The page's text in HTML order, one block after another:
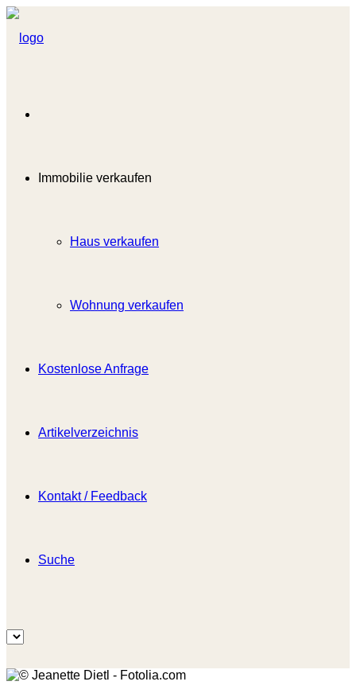
Immobilie verkaufen
Haus verkaufen
Wohnung verkaufen
Kostenlose Anfrage
Artikelverzeichnis
Kontakt / Feedback
Suche